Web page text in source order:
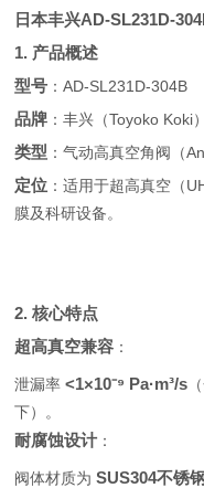
日本丰兴AD-SL231D-
1. 产品概述
型号 ：AD-SL231D-304B
品牌 ：丰兴（Toyoko Koki）
类型 ：气动高真空角阀（
定位 ：适用于超高真空（
膜及科研设备。
2. 核心特点
超高真空兼容 ：
泄漏率<1×10⁻⁹ Pa·m³/s
下）。
耐腐蚀设计：
阀体材质为SUS304不锈